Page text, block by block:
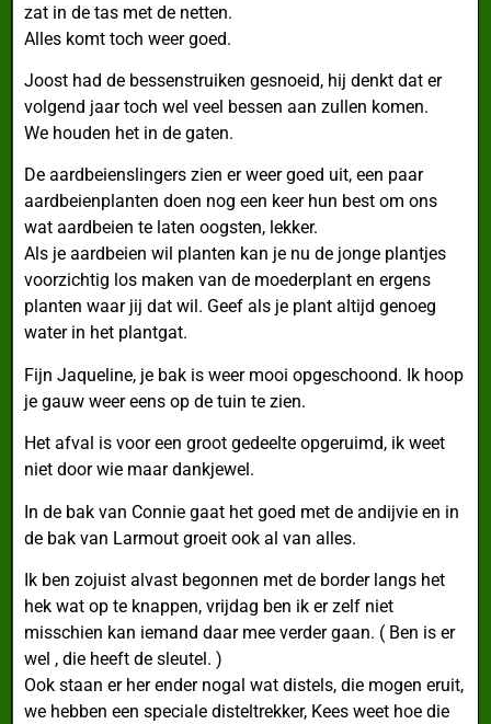
zat in de tas met de netten.
Alles komt toch weer goed.
Joost had de bessenstruiken gesnoeid, hij denkt dat er
volgend jaar toch wel veel bessen aan zullen komen.
We houden het in de gaten.
De aardbeienslingers zien er weer goed uit, een paar
aardbeienplanten doen nog een keer hun best om ons
wat aardbeien te laten oogsten, lekker.
Als je aardbeien wil planten kan je nu de jonge plantjes
voorzichtig los maken van de moederplant en ergens
planten waar jij dat wil. Geef als je plant altijd genoeg
water in het plantgat.
Fijn Jaqueline, je bak is weer mooi opgeschoond. Ik hoop
je gauw weer eens op de tuin te zien.
Het afval is voor een groot gedeelte opgeruimd, ik weet
niet door wie maar dankjewel.
In de bak van Connie gaat het goed met de andijvie en in
de bak van Larmout groeit ook al van alles.
Ik ben zojuist alvast begonnen met de border langs het
hek wat op te knappen, vrijdag ben ik er zelf niet
misschien kan iemand daar mee verder gaan. ( Ben is er
wel , die heeft de sleutel. )
Ook staan er her ender nogal wat distels, die mogen eruit,
we hebben een speciale disteltrekker, Kees weet hoe die